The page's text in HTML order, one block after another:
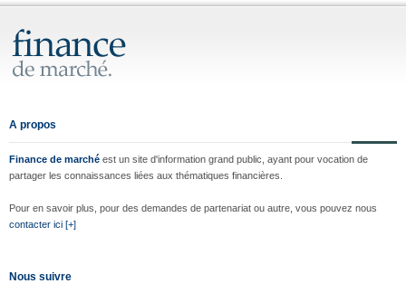
A propos
Finance de marché est un site d'information grand public, ayant pour vocation de
partager les connaissances liées aux thématiques financières.
Pour en savoir plus, pour des demandes de partenariat ou autre, vous pouvez nous
contacter ici [+]
Nous suivre